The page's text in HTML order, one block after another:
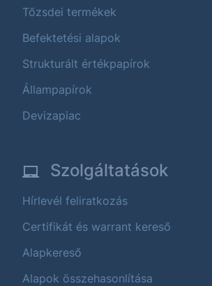
Tőzsdei termékek
Befektetési alapok
Strukturált értékpapírok
Állampapírok
Devizapiac
Szolgáltatások
Hírlevél feliratkozás
Certifikát és warrant kereső
Alapkereső
Alapok összehasonlítása